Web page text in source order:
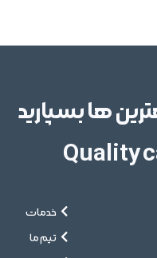
ها بسپارید
Quality
خدمات
تیم ما